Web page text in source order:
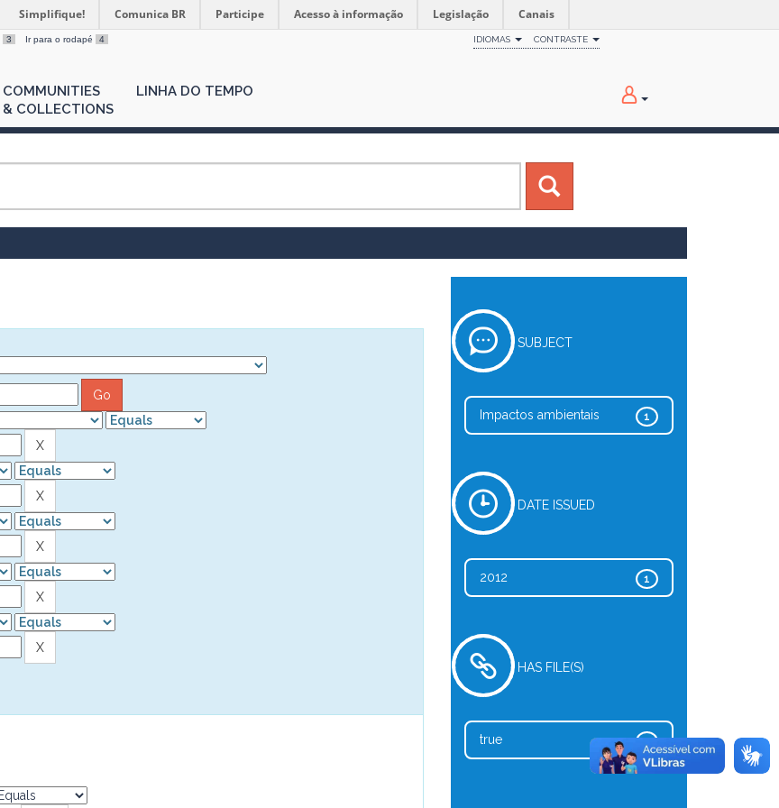
Simplifique! Comunica BR Participe Acesso à informação Legislação Canais
3 Ir para o rodapé 4 IDIOMAS CONTRASTE
COMMUNITIES
& COLLECTIONS
LINHA DO TEMPO
SUBJECT
1
Impactos ambientais
DATE ISSUED
1
2012
HAS FILE(S)
1
true